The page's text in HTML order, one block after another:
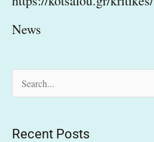
News
Recent Posts